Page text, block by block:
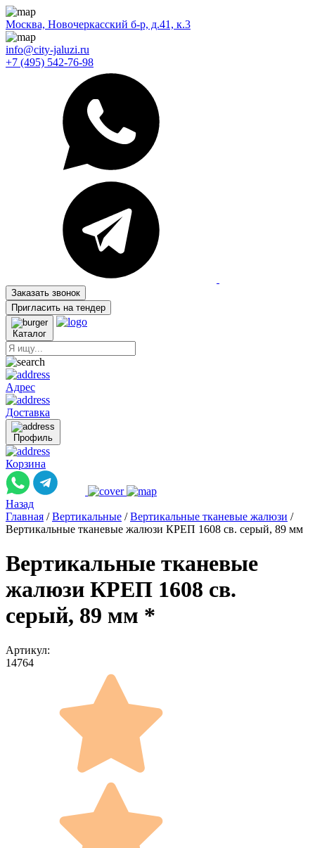
Москва, Новочеркасский б-р, д.41, к.3
info@city-jaluzi.ru
+7 (495) 542-76-98
Заказать звонок
Пригласить на тендер
Каталог
Адрес
Доставка
Профиль
Корзина
Назад
Главная / Вертикальные / Вертикальные тканевые жалюзи /
Вертикальные тканевые жалюзи КРЕП 1608 св. серый, 89 мм
Вертикальные тканевые
жалюзи КРЕП 1608 св.
серый, 89 мм *
Артикул:
14764